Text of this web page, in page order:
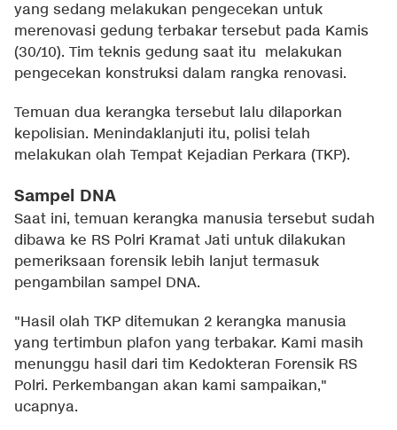
yang sedang melakukan pengecekan untuk
merenovasi gedung terbakar tersebut pada Kamis
(30/10). Tim teknis gedung saat itu melakukan
pengecekan konstruksi dalam rangka renovasi.
Temuan dua kerangka tersebut lalu dilaporkan
kepolisian. Menindaklanjuti itu, polisi telah
melakukan olah Tempat Kejadian Perkara (TKP).
Sampel DNA
Saat ini, temuan kerangka manusia tersebut sudah
dibawa ke RS Polri Kramat Jati untuk dilakukan
pemeriksaan forensik lebih lanjut termasuk
pengambilan sampel DNA.
"Hasil olah TKP ditemukan 2 kerangka manusia
yang tertimbun plafon yang terbakar. Kami masih
menunggu hasil dari tim Kedokteran Forensik RS
Polri. Perkembangan akan kami sampaikan,"
ucapnya.